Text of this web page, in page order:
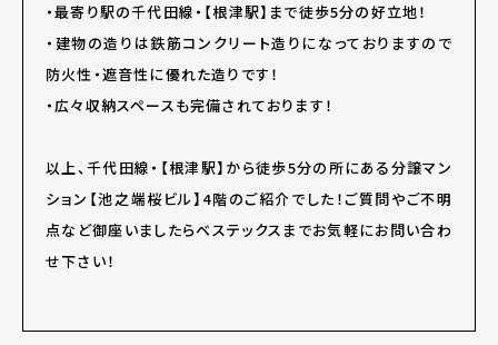
・最寄り駅の千代田線・【根津駅】まで徒歩5分の好立地！
・建物の造りは鉄筋コンクリート造りになっておりますので
防火性・遮音性に優れた造りです！
・広々収納スペースも完備されております！
以上、千代田線・【根津駅】から徒歩5分の所にある分譲マン
ション【池之端桜ビル】4階のご紹介でした！ご質問やご不明
点など御座いましたらベステックスまでお気軽にお問い合わ
せ下さい！